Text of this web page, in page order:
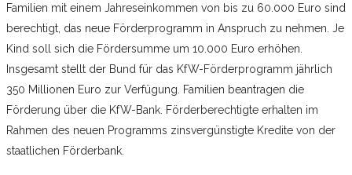
Familien mit einem Jahreseinkommen von bis zu 60.000 Euro sind
berechtigt, das neue Förderprogramm in Anspruch zu nehmen. Je
Kind soll sich die Fördersumme um 10.000 Euro erhöhen.
Insgesamt stellt der Bund für das KfW-Förderprogramm jährlich
350 Millionen Euro zur Verfügung. Familien beantragen die
Förderung über die KfW-Bank. Förderberechtigte erhalten im
Rahmen des neuen Programms zinsvergünstigte Kredite von der
staatlichen Förderbank.